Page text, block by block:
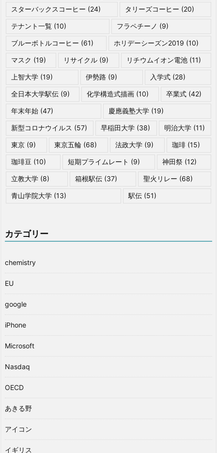
スターバックスコーヒー (24) タリーズコーヒー (20)
テナント一覧 (10) フラペチーノ (9)
ブルーボトルコーヒー (61) ホリデーシーズン2019 (10)
マスク (19) リサイクル (9) リチウムイオン電池(11)
上智大学 (19) 伊勢路 (9) 入学式 (28)
全日本大学駅伝 (9) 化学構造式描画 (10) 卒業式(42)
年末年始 (47) 慶應義塾大学(19)
新型コロナウイルス (57) 早稲田大学 (38) 明治大学(11)
東京 (9) 東京五輪 (68) 法政大学 (9) 珈琲 (15)
珈琲豆 (10) 短期プライムレート (9) 神田祭(12)
立教大学 (8) 箱根駅伝 (37) 聖火リレー (68)
青山学院大学 (13) 駅伝 (51)
カテゴリー
chemistry
EU
google
iPhone
Microsoft
Nasdaq
OECD
あきる野
アイコン
イギリス